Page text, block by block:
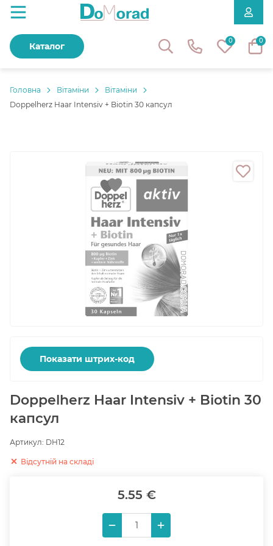
0 0
Каталог
Головнa Вітаміни
Вітаміни
Doppelherz Haar Intensiv + Biotin 30 капсул
Показати штрих-код
Doppelherz Haar Intensiv + Biotin 30
капсул
Артикул: DH12
Відсутній на складі
5.55 €